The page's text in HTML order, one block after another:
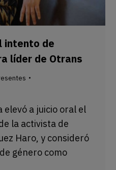
intento de
líder de Otrans
elevó a juicio oral el
la activista de
Haro, y consideró
género como